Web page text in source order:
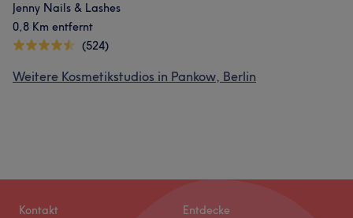
Jenny Nails & Lashes
0,8 Km entfernt
(524)
Weitere Kosmetikstudios in Pankow, Berlin
Kontakt Entdecke